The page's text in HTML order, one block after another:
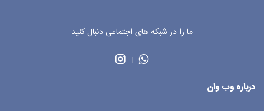
درباره وب وان
ما را در شبکه های اجتماعی دنبال کنید